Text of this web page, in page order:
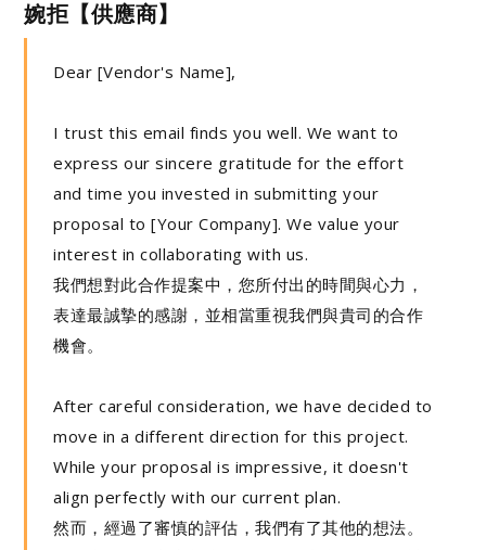
婉拒【供應商】
Dear [Vendor's Name],
I trust this email finds you well. We want to
express our sincere gratitude for the effort
and time you invested in submitting your
proposal to [Your Company]. We value your
interest in collaborating with us.
我們想對此合作提案中，您所付出的時間與心力，
表達最誠摯的感謝，並相當重視我們與貴司的合作
機會。
After careful consideration, we have decided to
move in a different direction for this project.
While your proposal is impressive, it doesn't
align perfectly with our current plan.
然而，經過了審慎的評估，我們有了其他的想法。